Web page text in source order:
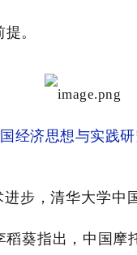
。
经济思想与实践
进步，清华大学中
稻葵指出，中国摩